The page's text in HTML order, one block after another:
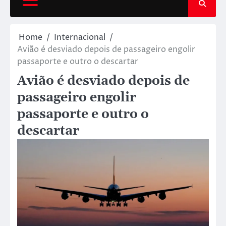
Home
Internacional
Avião é desviado depois de passageiro engolir
passaporte e outro o descartar
Avião é desviado depois de
passageiro engolir
passaporte e outro o
descartar